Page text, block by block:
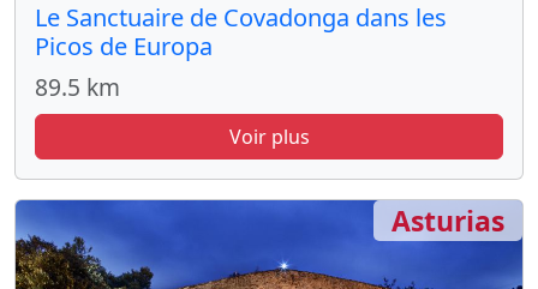
Le Sanctuaire de Covadonga dans les
Picos de Europa
89.5 km
Voir plus
Asturias